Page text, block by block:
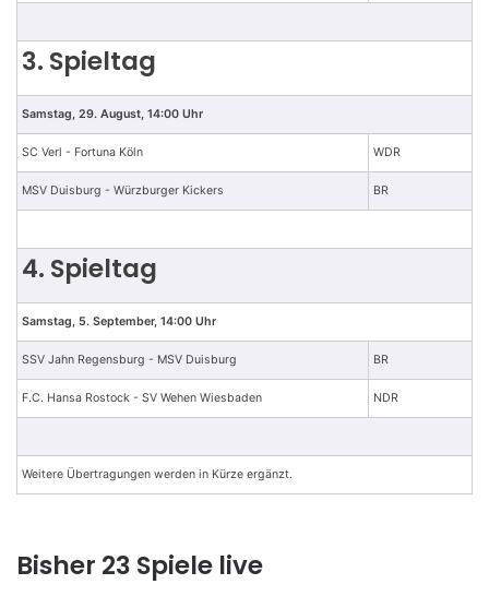
3. Spieltag
Samstag, 29. August, 14:00 Uhr
SC Verl - Fortuna Köln WDR
MSV Duisburg - Würzburger Kickers BR
4. Spieltag
Samstag, 5. September, 14:00 Uhr
SSV Jahn Regensburg - MSV Duisburg BR
F.C. Hansa Rostock - SV Wehen Wiesbaden NDR
Weitere Übertragungen werden in Kürze ergänzt.
Bisher 23 Spiele live